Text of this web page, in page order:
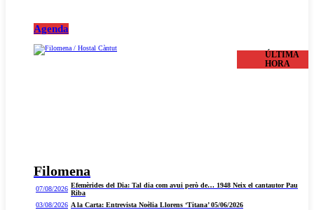
Agenda
Filomena
ÚLTIMA
HORA
07/08/2026 Efemèrides del Dia: Tal dia com avui però de… 1948 Neix el cantautor Pau
Riba
03/08/2026 A la Carta: Entrevista Noèlia Llorens ‘Titana’ 05/06/2026